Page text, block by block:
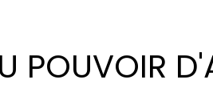
POUVOIR